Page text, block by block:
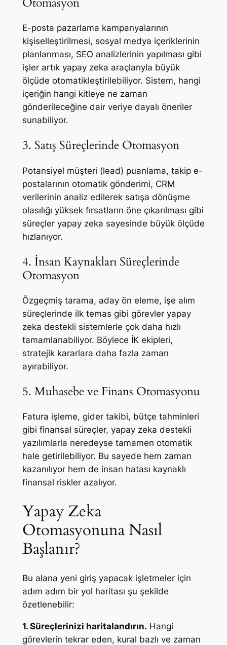
E-posta pazarlama kampanyalarının
kişiselleştirilmesi, sosyal medya içeriklerinin
planlanması, SEO analizlerinin yapılması gibi
işler artık yapay zeka araçlarıyla büyük
ölçüde otomatikleştirilebiliyor. Sistem, hangi
içeriğin hangi kitleye ne zaman
gönderileceğine dair veriye dayalı öneriler
sunabiliyor.
3. Satış Süreçlerinde Otomasyon
Potansiyel müşteri (lead) puanlama, takip e-
postalarının otomatik gönderimi, CRM
verilerinin analiz edilerek satışa dönüşme
olasılığı yüksek fırsatların öne çıkarılması gibi
süreçler yapay zeka sayesinde büyük ölçüde
hızlanıyor.
4. İnsan Kaynakları Süreçlerinde
Otomasyon
Özgeçmiş tarama, aday ön eleme, işe alım
süreçlerinde ilk temas gibi görevler yapay
zeka destekli sistemlerle çok daha hızlı
tamamlanabiliyor. Böylece İK ekipleri,
stratejik kararlara daha fazla zaman
ayırabiliyor.
5. Muhasebe ve Finans Otomasyonu
Fatura işleme, gider takibi, bütçe tahminleri
gibi finansal süreçler, yapay zeka destekli
yazılımlarla neredeyse tamamen otomatik
hale getirilebiliyor. Bu sayede hem zaman
kazanılıyor hem de insan hatası kaynaklı
finansal riskler azalıyor.
Yapay Zeka
Otomasyonuna Nasıl
Başlanır?
Bu alana yeni giriş yapacak işletmeler için
adım adım bir yol haritası şu şekilde
özetlenebilir:
1. Süreçlerinizi haritalandırın. Hangi
görevlerin tekrar eden, kural bazlı ve zaman